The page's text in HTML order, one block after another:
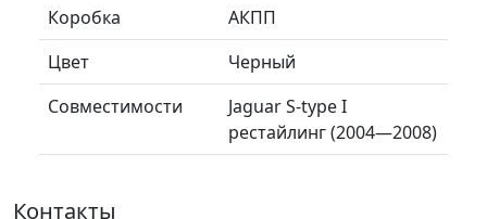
Коробка
АКПП
Цвет
Черный
Совместимости
Jaguar S-type I
рестайлинг (2004—2008)
Контакты